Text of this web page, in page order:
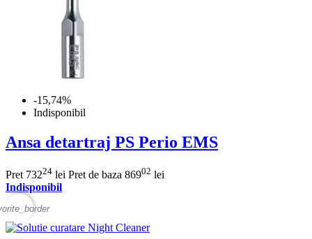
-15,74%
Indisponibil
Ansa detartraj PS Perio EMS
Pret 73224 lei Pret de baza 86902 lei
Indisponibil